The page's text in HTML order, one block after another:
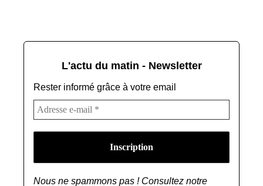
L'actu du matin - Newsletter
Rester informé grâce à votre email
Nous ne spammons pas ! Consultez notre